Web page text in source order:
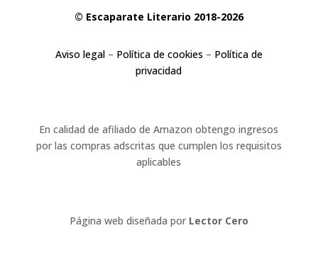
© Escaparate Literario 2018-2026
Aviso legal– Política de cookies – Política de
privacidad
En calidad de afiliado de Amazon obtengo ingresos
por las compras adscritas que cumplen los requisitos
aplicables
Página web diseñada por Lector Cero